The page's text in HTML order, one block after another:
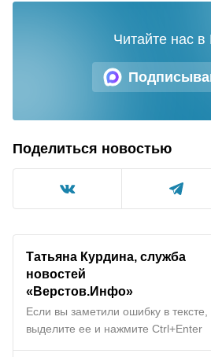
Читайте нас в
Поделиться новостью
Татьяна Курдина, служба
новостей
«Верстов.Инфо»
Если вы заметили ошибку в тексте,
выделите ее и нажмите Ctrl+Enter